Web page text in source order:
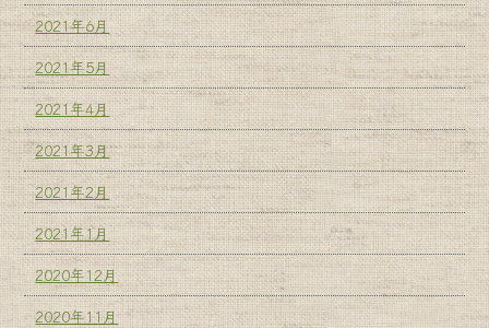
2021年6月
2021年5月
2021年4月
2021年3月
2021年2月
2021年1月
2020年12月
2020年11月